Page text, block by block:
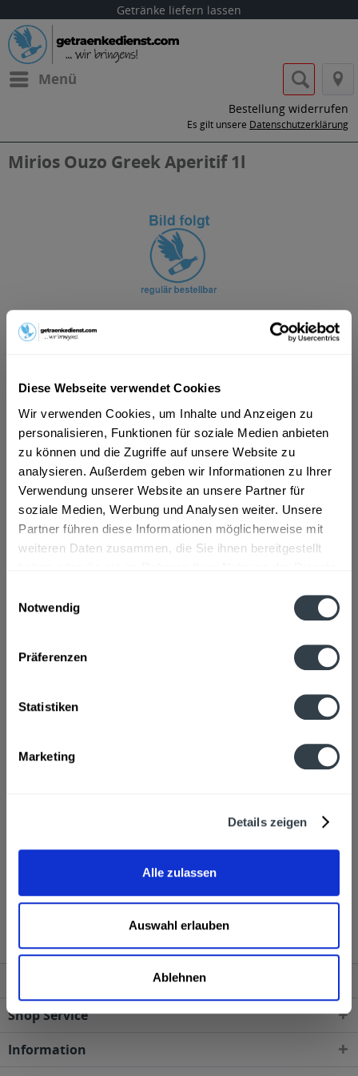
Diese Webseite verwendet Cookies
Wir verwenden Cookies, um Inhalte und Anzeigen zu
personalisieren, Funktionen für soziale Medien anbieten
zu können und die Zugriffe auf unsere Website zu
analysieren. Außerdem geben wir Informationen zu Ihrer
Verwendung unserer Website an unsere Partner für
soziale Medien, Werbung und Analysen weiter. Unsere
Partner führen diese Informationen möglicherweise mit
weiteren Daten zusammen, die Sie ihnen bereitgestellt
Notwendig
Präferenzen
Statistiken
Marketing
Details zeigen
Alle zulassen
Auswahl erlauben
Ablehnen
Getränke liefern lassen
Menü
Bestellung widerrufen
Es gilt unsere Datenschutzerklärung
Mirios Ouzo Greek Aperitif 1l
ab 12,39 € *
Inhalt: 1 Liter
inkl. MwSt.ggf. zzgl. Erschwerniszuschlag
Vorrätig
In den Warenkorb
Hersteller
mehr
37,5% volmehr
Kunden haben sich ebenfalls angesehen
Mirios Ouzo Greek Aperitif 1l wird in den folgenden
Regionen, Städten, Orten und Postleitzahl-Gebieten
Shop Service
Information